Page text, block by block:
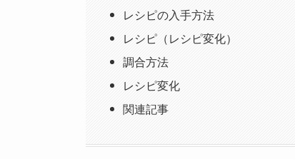
レシピの入手方法
レシピ（レシピ変化）
調合方法
レシピ変化
関連記事